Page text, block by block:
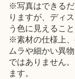
※写真はできる
りますが、ディ
う色に見えるこ
※素材の仕様上
ムラや細かい異
ではありません
ます。